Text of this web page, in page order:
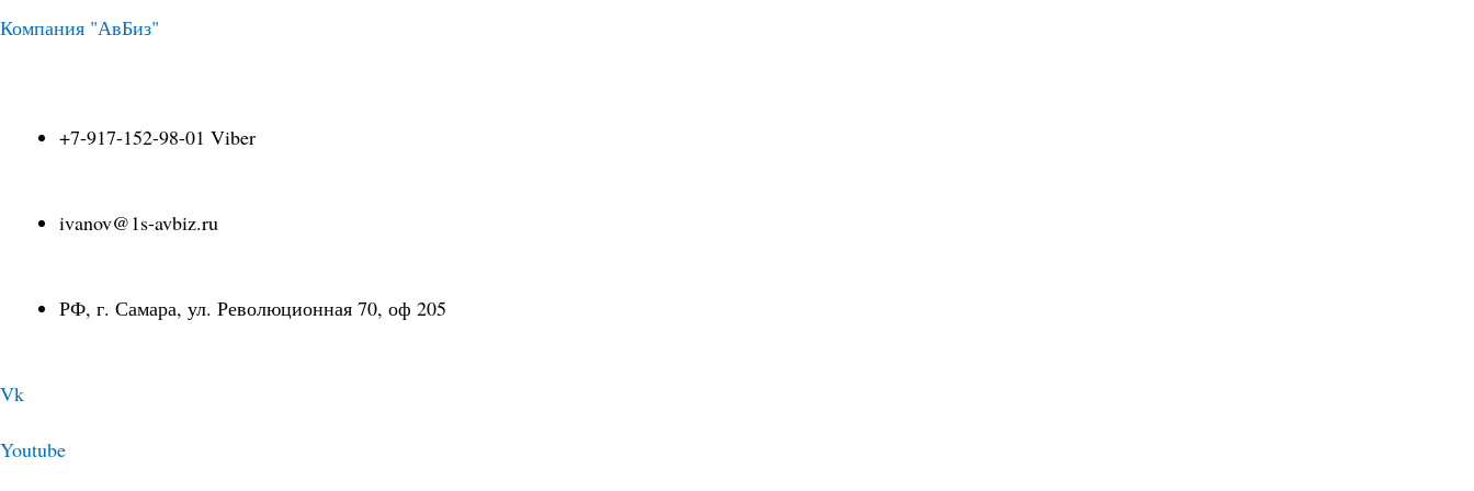
Перейти
содержимому
Компания "АвБиз"
+7-917-152-98-01 Viber
ivanov@1s-avbiz.ru
РФ, г. Самара, ул. Революционная 70, оф 205
Vk
Youtube
Навигация
записям